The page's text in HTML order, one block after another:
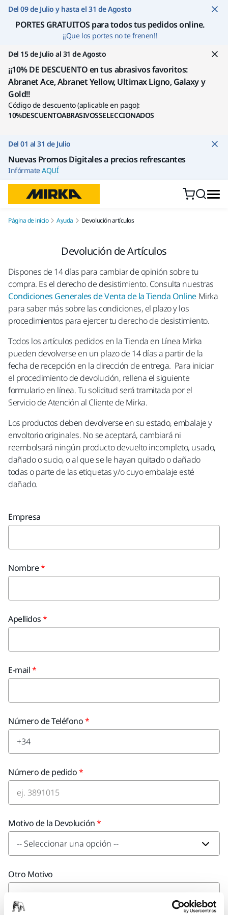
Ir a contenido
Del 09 de Julio y hasta el 31 de Agosto
PORTES GRATUITOS para todos tus pedidos online.
¡¡Que los portes no te frenen!!
Del 15 de Julio al 31 de Agosto
¡¡10% DE DESCUENTO en tus abrasivos favoritos:
Abranet Ace, Abranet Yellow, Ultimax Ligno, Galaxy y
Gold!!
Código de descuento (aplicable en pago):
10%DESCUENTOABRASIVOSSELECCIONADOS
Del 01 al 31 de Julio
Nuevas Promos Digitales a precios refrescantes
InfórmateAQUÍ
Página de inicio Ayuda Devolución artículos
Devolución de Artículos
Dispones de 14 días para cambiar de opinión sobre tu
compra. Es el derecho de desistimiento. Consulta nuestras
Condiciones Generales de Venta de la Tienda Online Mirka
para saber más sobre las condiciones, el plazo y los
procedimientos para ejercer tu derecho de desistimiento.
Todos los artículos pedidos en la Tienda en Línea Mirka
pueden devolverse en un plazo de 14 días a partir de la
fecha de recepción en la dirección de entrega. Para iniciar
el procedimiento de devolución, rellena el siguiente
formulario en línea. Tu solicitud será tramitada por el
Servicio de Atención al Cliente de Mirka.
Los productos deben devolverse en su estado, embalaje y
envoltorio originales. No se aceptará, cambiará ni
reembolsará ningún producto devuelto incompleto, usado,
dañado o sucio, o al que se le hayan quitado o dañado
todas o parte de las etiquetas y/o cuyo embalaje esté
dañado.
Empresa
Nombre
Apellidos
E-mail
Número de Teléfono
Número de pedido
Motivo de la Devolución
Otro Motivo